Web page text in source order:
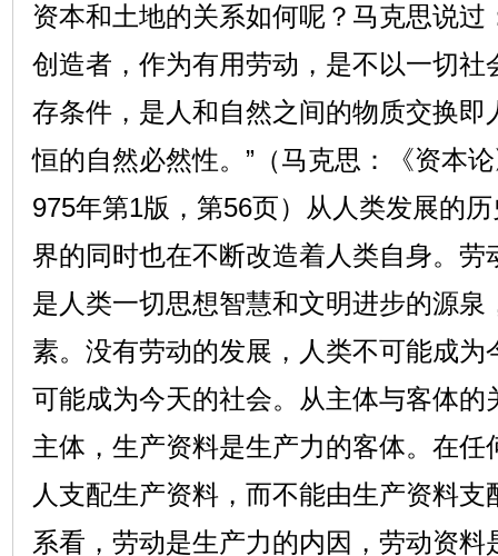
资本和土地的关系如何呢？马克思说过
创造者，作为有用劳动，是不以一切社
存条件，是人和自然之间的物质交换即
恒的自然必然性。”（马克思：《资本
975年第1版，第56页）从人类发展的
界的同时也在不断改造着人类自身。劳
是人类一切思想智慧和文明进步的源泉
素。没有劳动的发展，人类不可能成为
可能成为今天的社会。从主体与客体的
主体，生产资料是生产力的客体。在任
人支配生产资料，而不能由生产资料
系看，劳动是生产力的内因，劳动资料